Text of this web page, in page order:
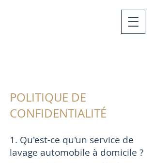
POLITIQUE DE
CONFIDENTIALITÉ
1. Qu'est-ce qu'un service de
lavage automobile à domicile ?